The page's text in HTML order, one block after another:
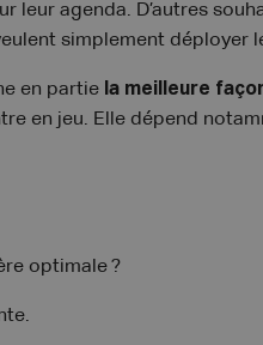
leur agenda. D’autres
simplement déployer
en partie la meilleure
en jeu. Elle dépend
optimale ?